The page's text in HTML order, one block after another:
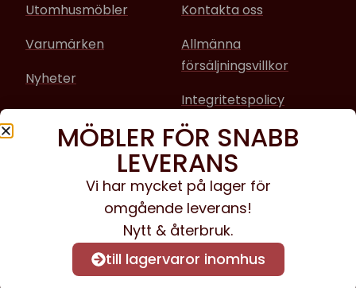
Utomhusmöbler
Varumärken
Nyheter
Kontakta oss
Allmänna
försäljningsvillkor
Integritetspolicy
Sociala media
Facebook
Instagram
MÖBLER FÖR SNABB
LEVERANS
Vi har mycket på lager för
omgående leverans!
Nytt & återbruk.
till lagervaror inomhus